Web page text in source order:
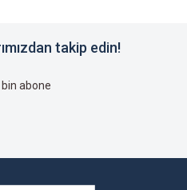
takip edin!
abone